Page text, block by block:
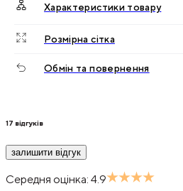
Характеристики товару
Розмірна сітка
Обмін та повернення
17 відгуків
залишити відгук
Середня оцінка: 4.9